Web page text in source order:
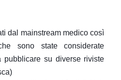
dal mainstream medico così
sono state considerate
pubblicare su diverse riviste